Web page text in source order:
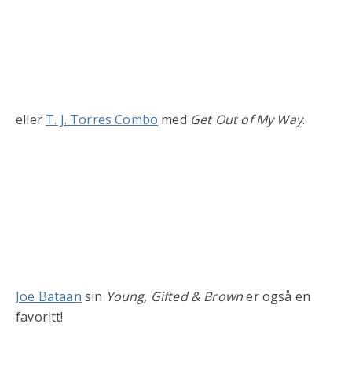
eller T. J. Torres Combo med Get Out of My Way.
Joe Bataan sin Young, Gifted & Browner også en
favoritt!